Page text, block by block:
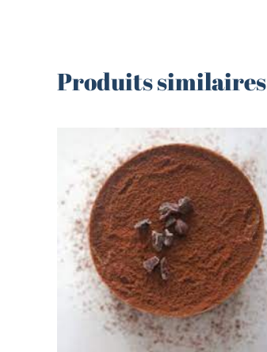
Produits similaires